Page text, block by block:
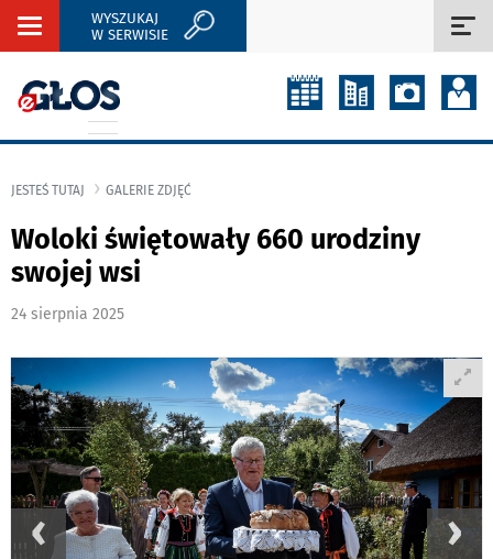
Rozwiń
WYSZUKAJ
W SERWISIE
JESTEŚ TUTAJ GALERIE ZDJĘĆ
Woloki świętowały 660 urodziny
swojej wsi
24 sierpnia 2025
‹ ›